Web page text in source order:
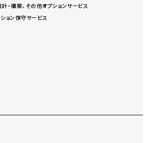
・構築、その他オプションサービス
ョン保守サービス